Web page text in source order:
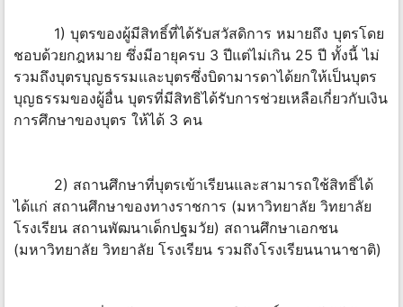
1) บุตรของผู้มีสิทธิ์ที่ได้รับสวัสดิการ หมายถึง บุตรโดย
ชอบด้วยกฎหมาย ซึ่งมีอายุครบ 3 ปีแต่ไม่เกิน 25 ปี ทั้งนี้ ไม่
รวมถึงบุตรบุญธรรมและบุตรซึ่งบิดามารดาได้ยกให้เป็นบุตร
บุญธรรมของผู้อื่น บุตรที่มีสิทธิได้รับการช่วยเหลือเกี่ยวกับเงิน
การศึกษาของบุตร ให้ได้ 3 คน
2) สถานศึกษาที่บุตรเข้าเรียนและสามารถใช้สิทธิ์ได้
ได้แก่ สถานศึกษาของทางราชการ (มหาวิทยาลัย วิทยาลัย
โรงเรียน สถานพัฒนาเด็กปฐมวัย) สถานศึกษาเอกชน
(มหาวิทยาลัย วิทยาลัย โรงเรียน รวมถึงโรงเรียนนานาชาติ)